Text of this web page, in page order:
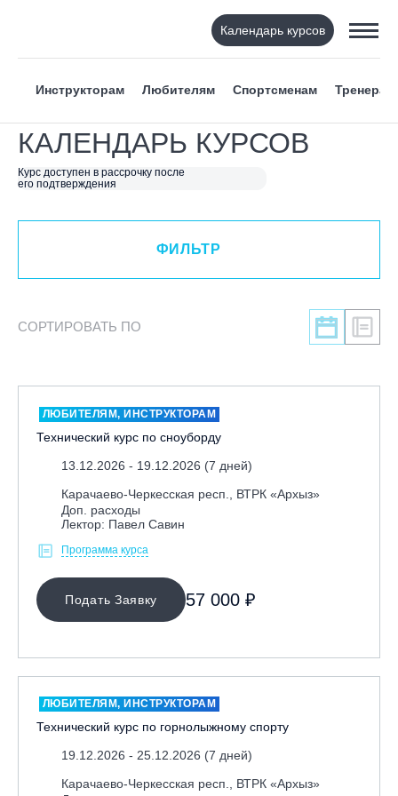
Календарь курсов
Инструкторам Любителям Спортсменам Тренерам
КАЛЕНДАРЬ КУРСОВ
Курс доступен в рассрочку после
его подтверждения
ФИЛЬТР
ВИД СПОРТА
Я ХОЧУ
КАТЕГОРИЯ
ЛЕКТОР
МЕСТО ПРОВЕДЕНИЯ
Байкальск, ГЛЦ «Гора Соболиная»
Вологодская обл., ГЛК "Ципина гора"
Грузия, ГК «Гудаури»
Дистанционно
Екатеринбург, ГЛЦ «Уктус»
Ижевск, КАО «Нечкино»
ФИЛЬТР
СОРТИРОВАТЬ ПО
ЛЮБИТЕЛЯМ, ИНСТРУКТОРАМ
Технический курс по сноуборду
13.12.2026 - 19.12.2026 (7 дней)
Карачаево-Черкесская респ., ВТРК «Архыз»
Доп. расходы
Лектор: Павел Савин
Программа курса
Подать Заявку 57 000 ₽
ЛЮБИТЕЛЯМ, ИНСТРУКТОРАМ
Технический курс по горнолыжному спорту
19.12.2026 - 25.12.2026 (7 дней)
Карачаево-Черкесская респ., ВТРК «Архыз»